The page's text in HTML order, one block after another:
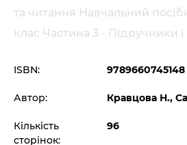
та читання Навчальний
клас Частина 3 - Підручники
ISBN: 9789660745148
Автор: Кравцова Н.,
Кількість
сторінок:
96